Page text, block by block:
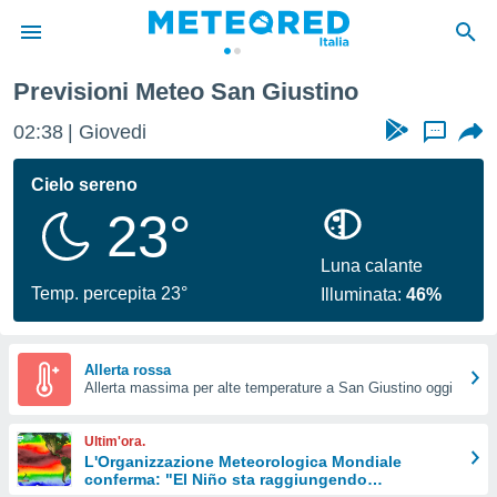
di
per
le
di
Web
le
Previsioni Meteo San Giustino
02:38 Giovedi ...
Cielo sereno
23°
Temp. percepita 23°
Luna calante
Illuminata:46%
Allerta rossa
Allerta massima per alte temperature a San Giustino oggi
Ultim'ora.
L'Organizzazione Meteorologica Mondiale
conferma: "El Niño sta raggiungendo